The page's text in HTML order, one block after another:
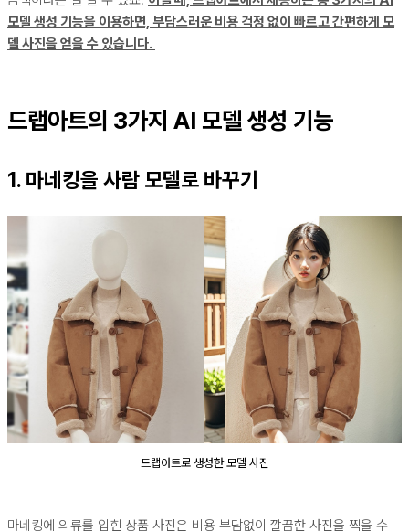
모델 생성 기능을 이용하면, 부담스러운 비용 걱정 없이 빠르고 간편하게 모
델 사진을 얻을 수 있습니다.
드랩아트의 3가지 AI 모델 생성 기능
1. 마네킹을 사람 모델로 바꾸기
드랩아트로 생성한 모델 사진
마네킹에 의류를 입힌 상품 사진은 비용 부담없이 깔끔한 사진을 찍을 수